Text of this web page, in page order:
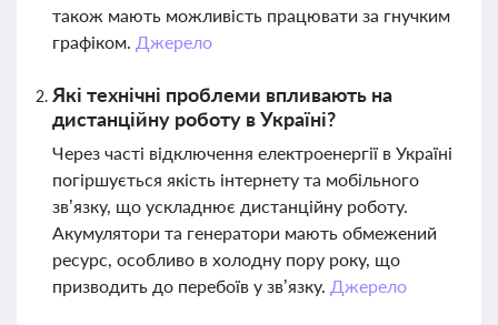
також мають можливість працювати за гнучким
графіком. Джерело
Які технічні проблеми впливають на
дистанційну роботу в Україні?
Через часті відключення електроенергії в Україні
погіршується якість інтернету та мобільного
зв’язку, що ускладнює дистанційну роботу.
Акумулятори та генератори мають обмежений
ресурс, особливо в холодну пору року, що
призводить до перебоїв у зв’язку. Джерело